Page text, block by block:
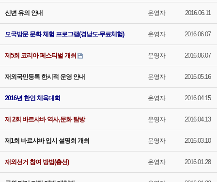
신변 유의 안내 운영자 2016.06.11
모국방문 문화 체험 프로그램(경남도-무료체험) 운영자 2016.06.07
제5회 코리아 페스티벌 개최 운영자 2016.06.07
재외국민등록 한시적 운영 안내 운영자 2016.05.16
2016년 한인 체육대회 운영자 2016.04.15
제 2회 바르샤바 역사,문화 탐방 운영자 2016.04.13
제1회 바르샤바 입시 설명회 개최 운영자 2016.03.10
재외선거 참여 방법(총선) 운영자 2016.01.28